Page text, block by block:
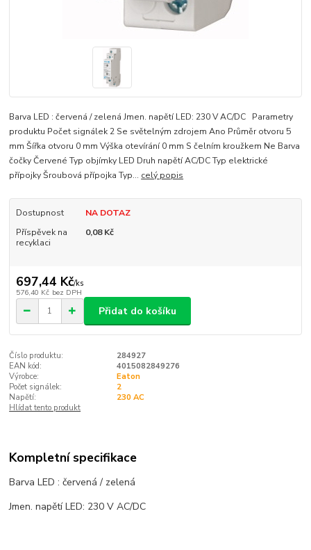
Barva LED : červená / zelená Jmen. napětí LED: 230 V AC/DC Parametry
produktu Počet signálek 2 Se světelným zdrojem Ano Průměr otvoru 5
mm Šířka otvoru 0 mm Výška otevírání 0 mm S čelním kroužkem Ne Barva
čočky Červené Typ objímky LED Druh napětí AC/DC Typ elektrické
přípojky Šroubová přípojka Typ... celý popis
Dostupnost
NA DOTAZ
Příspěvek na
recyklaci
0,08 Kč
697,44 Kč/ks
576,40 Kč bez DPH
Přidat do košíku
Číslo produktu:
284927
EAN kód:
4015082849276
Výrobce:
Eaton
Počet signálek:
2
Napětí:
230 AC
Hlídat tento produkt
Kompletní specifikace
Barva LED : červená / zelená
Jmen. napětí LED: 230 V AC/DC